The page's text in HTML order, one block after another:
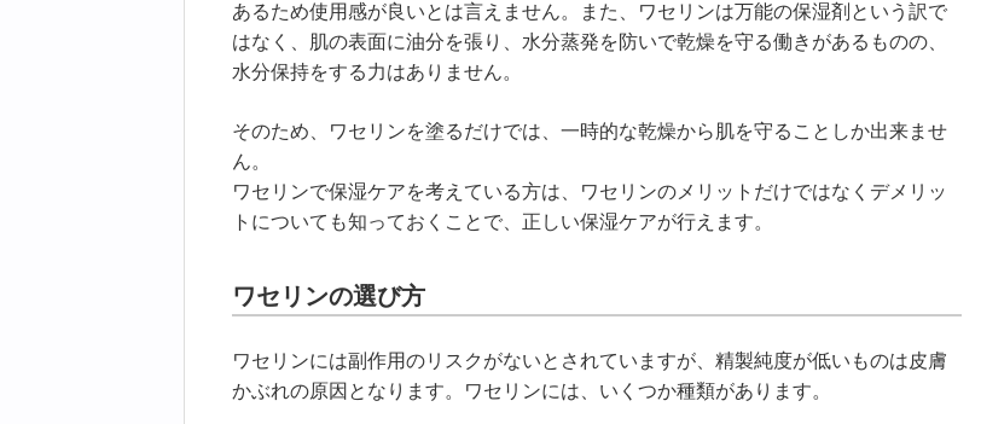
あるため使用感が良いとは言えません。また、ワセリンは万能の保湿剤という訳で
はなく、肌の表面に油分を張り、水分蒸発を防いで乾燥を守る働きがあるものの、
水分保持をする力はありません。
そのため、ワセリンを塗るだけでは、一時的な乾燥から肌を守ることしか出来ませ
ん。
ワセリンで保湿ケアを考えている方は、ワセリンのメリットだけではなくデメリッ
トについても知っておくことで、正しい保湿ケアが行えます。
ワセリンの選び方
ワセリンには副作用のリスクがないとされていますが、精製純度が低いものは皮膚
かぶれの原因となります。ワセリンには、いくつか種類があります。